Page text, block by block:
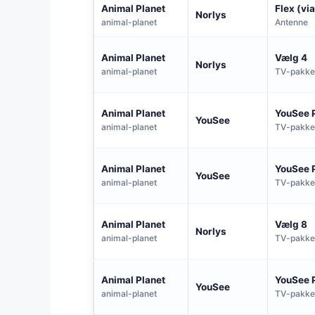
Animal Planet
animal-planet
Norlys
Flex
Antenne
Animal Planet
animal-planet
Norlys
Vælg 4
TV-pakke
Animal Planet
animal-planet
YouSee
YouSee
TV-pakke
Animal Planet
animal-planet
YouSee
YouSee
TV-pakke
Animal Planet
animal-planet
Norlys
Vælg 8
TV-pakke
Animal Planet
animal-planet
YouSee
YouSee
TV-pakke